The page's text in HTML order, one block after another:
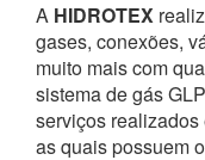
A HIDROTEX
gases, conexões,
muito mais com
sistema de gás
serviços
as quais possuem